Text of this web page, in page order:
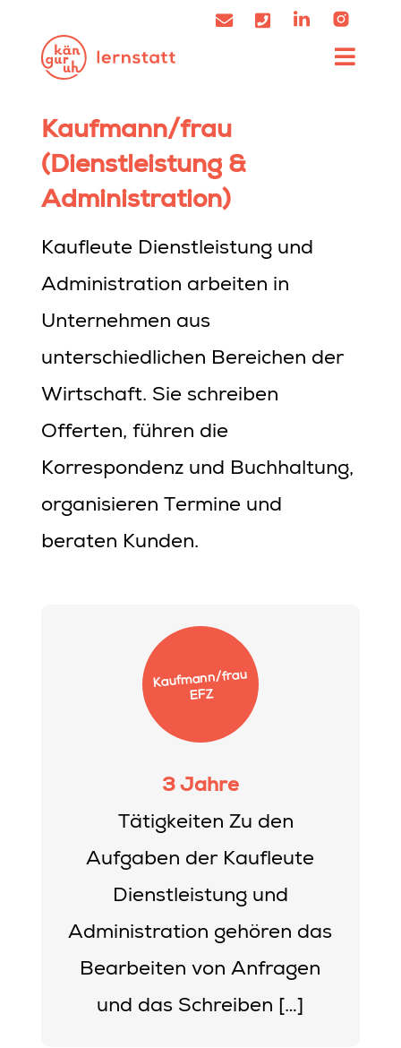
Kaufmann/frau
(Dienstleistung &
Administration)
Kaufleute Dienstleistung und
Administration arbeiten in
Unternehmen aus
unterschiedlichen Bereichen der
Wirtschaft. Sie schreiben
Offerten, führen die
Korrespondenz und Buchhaltung,
organisieren Termine und
beraten Kunden.
Kauf­mann/​frau
EFZ
3 Jahre
Tätigkeiten Zu den
Aufgaben der Kaufleute
Dienstleistung und
Administration gehören das
Bearbeiten von Anfragen
und das Schreiben […]